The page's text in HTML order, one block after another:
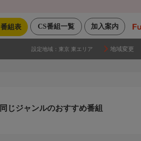
加入案内
CS番組一覧
番組表
設定地域： 東京 東エリア 地域変更
同じジャンルのおすすめ番組